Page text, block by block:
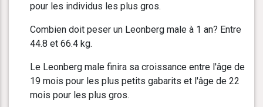
pour les individus les plus gros.
Combien doit peser un Leonberg male à 1 an? Entre
44.8 et 66.4 kg.
Le Leonberg male finira sa croissance entre l'âge de
19 mois pour les plus petits gabarits et l'âge de 22
mois pour les plus gros.